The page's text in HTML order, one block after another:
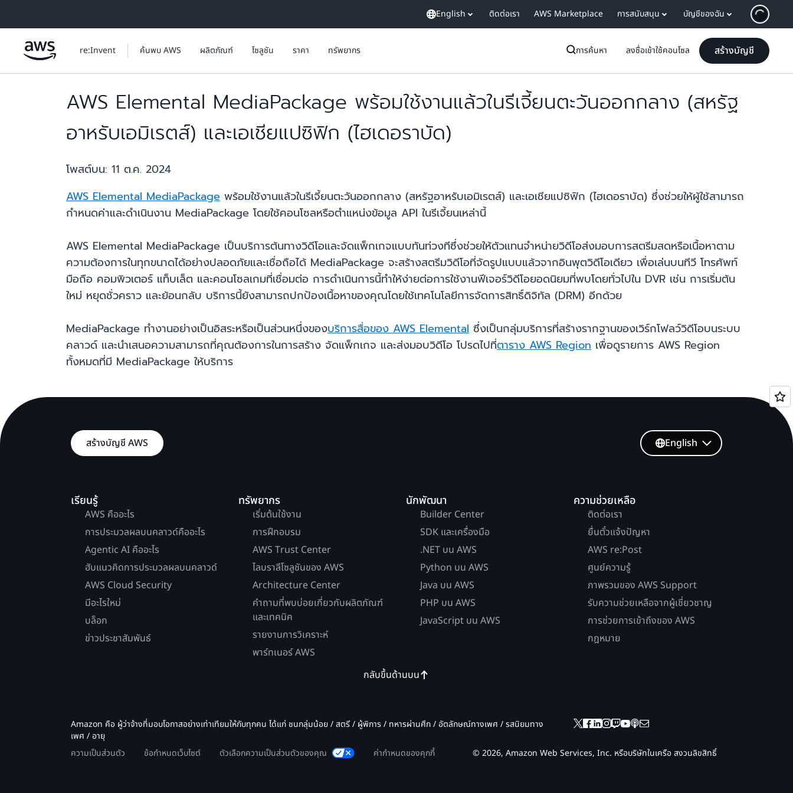
English ติดต่อเรา AWS Marketplace การสนับสนุน บัญชีของฉัน
re:Invent ค้นพบ AWS ผลิตภัณฑ์ โซลูชัน ราคา ทรัพยากร การค้นหา ลงชื่อเข้าใช้คอนโซล สร้างบัญชี
AWS Elemental MediaPackage พร้อมใช้งานแล้วในรีเจี้ยนตะวันออกกลาง (สหรัฐ
อาหรับเอมิเรตส์) และเอเชียแปซิฟิก (ไฮเดอราบัด)
โพสต์บน: 11 ต.ค. 2024
AWS Elemental MediaPackage พร้อมใช้งานแล้วในรีเจี้ยนตะวันออกกลาง (สหรัฐอาหรับเอมิเรตส์) และเอเชียแปซิฟิก (ไฮเดอราบัด) ซึ่งช่วยให้ผู้ใช้สามารถ
กำหนดค่าและดำเนินงาน MediaPackage โดยใช้คอนโซลหรือตำแหน่งข้อมูล API ในรีเจี้ยนเหล่านี้
AWS Elemental MediaPackage เป็นบริการต้นทางวิดีโอและจัดแพ็กเกจแบบทันท่วงทีซึ่งช่วยให้ตัวแทนจำหน่ายวิดีโอส่งมอบการสตรีมสดหรือเนื้อหาตาม
ความต้องการในทุกขนาดได้อย่างปลอดภัยและเชื่อถือได้ MediaPackage จะสร้างสตรีมวิดีโอที่จัดรูปแบบแล้วจากอินพุตวิดีโอเดียว เพื่อเล่นบนทีวี โทรศัพท์
มือถือ คอมพิวเตอร์ แท็บเล็ต และคอนโซลเกมที่เชื่อมต่อ การดำเนินการนี้ทำให้ง่ายต่อการใช้งานฟีเจอร์วิดีโอยอดนิยมที่พบโดยทั่วไปใน DVR เช่น การเริ่มต้น
ใหม่ หยุดชั่วคราว และย้อนกลับ บริการนี้ยังสามารถปกป้องเนื้อหาของคุณโดยใช้เทคโนโลยีการจัดการสิทธิ์ดิจิทัล (DRM) อีกด้วย
MediaPackage ทำงานอย่างเป็นอิสระหรือเป็นส่วนหนึ่งของบริการสื่อของ AWS Elemental ซึ่งเป็นกลุ่มบริการที่สร้างรากฐานของเวิร์กโฟลว์วิดีโอบนระบบ
คลาวด์ และนำเสนอความสามารถที่คุณต้องการในการสร้าง จัดแพ็กเกจ และส่งมอบวิดีโอ โปรดไปที่ตาราง AWS Region เพื่อดูรายการ AWS Region
ทั้งหมดที่มี MediaPackage ให้บริการ
สร้างบัญชี AWS
เรียนรู้
AWS คืออะไร
การประมวลผลบนคลาวด์คืออะไร
Agentic AI คืออะไร
ฮับแนวคิดการประมวลผลบนคลาวด์
AWS Cloud Security
มีอะไรใหม่
บล็อก
ข่าวประชาสัมพันธ์
ทรัพยากร
เริ่มต้นใช้งาน
การฝึกอบรม
AWS Trust Center
ไลบราลีโซลูชันของ AWS
Architecture Center
คำถามที่พบบ่อยเกี่ยวกับผลิตภัณฑ์
และเทคนิค
รายงานการวิเคราะห์
พาร์ทเนอร์ AWS
นักพัฒนา
Builder Center
SDK และเครื่องมือ
.NET บน AWS
Python บน AWS
Java บน AWS
PHP บน AWS
JavaScript บน AWS
ความช่วยเหลือ
ติดต่อเรา
ยื่นตั๋วแจ้งปัญหา
AWS re:Post
ศูนย์ความรู้
ภาพรวมของ AWS Support
รับความช่วยเหลือจากผู้เชี่ยวชาญ
การช่วยการเข้าถึงของ AWS
กฎหมาย
English
กลับขึ้นด้านบน
Amazon คือ ผู้ว่าจ้างที่มอบโอกาสอย่างเท่าเทียมให้กับทุกคน ได้แก่ ชนกลุ่มน้อย / สตรี / ผู้พิการ / ทหารผ่านศึก / อัตลักษณ์ทางเพศ / รสนิยมทาง
เพศ / อายุ
ความเป็นส่วนตัว
ข้อกำหนดเว็บไซต์ ตัวเลือกความเป็นส่วนตัวของคุณ ค่ากำหนดของคุกกี้ © 2026, Amazon Web Services, Inc. หรือบริษัทในเครือ สงวนลิขสิทธิ์